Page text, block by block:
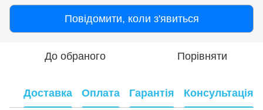
Повідомити, коли з'явиться
До обраного Порівняти
Доставка Оплата Гарантія Консультація